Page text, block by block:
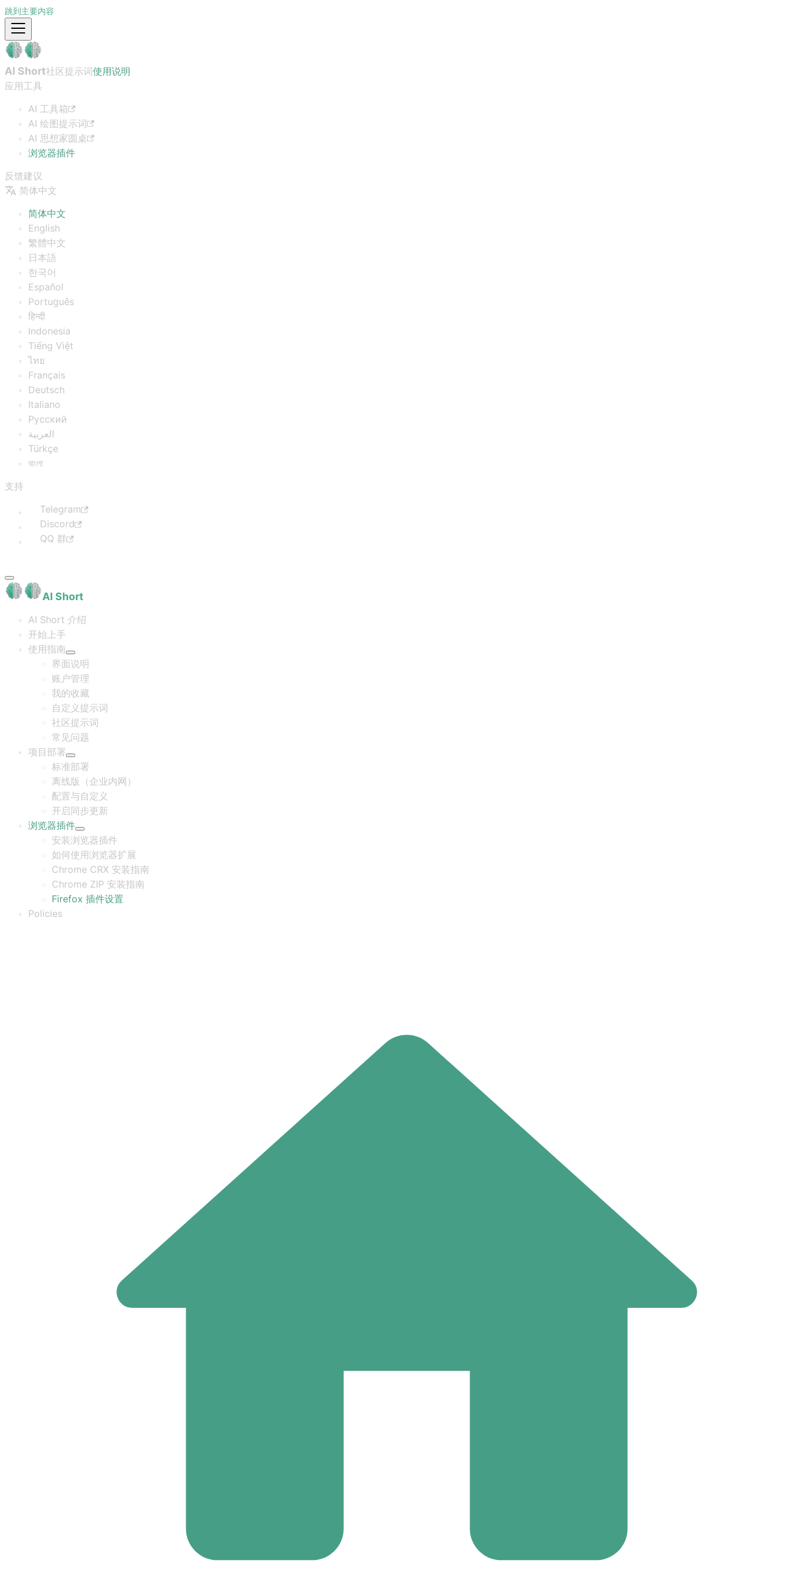
跳到主要内容
AI Short社区提示词使用说明
应用工具
AI 工具箱
AI 绘图提示词
AI 思想家圆桌
浏览器插件
反馈建议
简体中文
简体中文
English
繁體中文
日本語
한국어
Español
Português
हिन्दी
Indonesia
Tiếng Việt
ไทย
Français
Deutsch
Italiano
Русский
العربية
Türkçe
বাংলা
支持
Telegram
Discord
QQ 群
AI Short
AI Short 介绍
开始上手
使用指南
界面说明
账户管理
我的收藏
自定义提示词
社区提示词
常见问题
项目部署
标准部署
离线版（企业内网）
配置与自定义
开启同步更新
浏览器插件
安装浏览器插件
如何使用浏览器扩展
Chrome CRX 安装指南
Chrome ZIP 安装指南
Firefox 插件设置
Policies